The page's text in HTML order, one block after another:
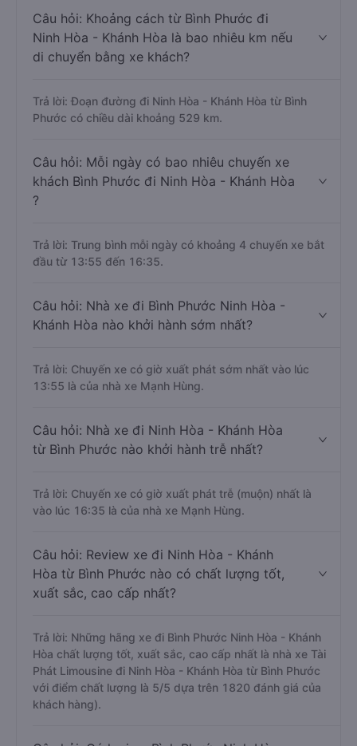
Câu hỏi: Khoảng cách từ Bình Phước đi
Ninh Hòa - Khánh Hòa là bao nhiêu km nếu
di chuyển bằng xe khách?
Trả lời: Đoạn đường đi Ninh Hòa - Khánh Hòa từ Bình
Phước có chiều dài khoảng 529 km.
Câu hỏi: Mỗi ngày có bao nhiêu chuyến xe
khách Bình Phước đi Ninh Hòa - Khánh Hòa
?
Trả lời: Trung bình mỗi ngày có khoảng 4 chuyến xe bắt
đầu từ 13:55 đến 16:35.
Câu hỏi: Nhà xe đi Bình Phước Ninh Hòa -
Khánh Hòa nào khởi hành sớm nhất?
Trả lời: Chuyến xe có giờ xuất phát sớm nhất vào lúc
13:55 là của nhà xe Mạnh Hùng.
Câu hỏi: Nhà xe đi Ninh Hòa - Khánh Hòa
từ Bình Phước nào khởi hành trễ nhất?
Trả lời: Chuyến xe có giờ xuất phát trễ (muộn) nhất là
vào lúc 16:35 là của nhà xe Mạnh Hùng.
Câu hỏi: Review xe đi Ninh Hòa - Khánh
Hòa từ Bình Phước nào có chất lượng tốt,
xuất sắc, cao cấp nhất?
Trả lời: Những hãng xe đi Bình Phước Ninh Hòa - Khánh
Hòa chất lượng tốt, xuất sắc, cao cấp nhất là nhà xe Tài
Phát Limousine đi Ninh Hòa - Khánh Hòa từ Bình Phước
với điểm chất lượng là 5/5 dựa trên 1820 đánh giá của
khách hàng).